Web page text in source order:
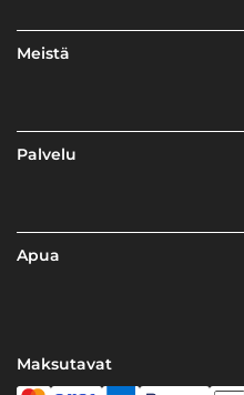
Meistä
Palvelu
Apua
Maksutavat